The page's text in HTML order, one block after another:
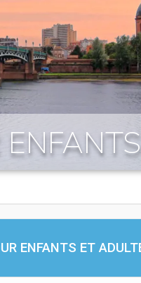
ENFANTS ET